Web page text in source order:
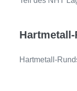
Hartmetall-